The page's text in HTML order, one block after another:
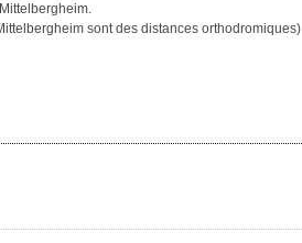
sont des distances orthodromiques)